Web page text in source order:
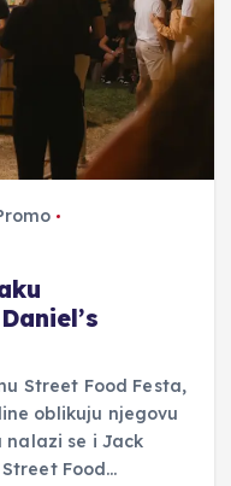
Street Food Festa,
oblikuju njegovu
nalazi se i Jack
Food…